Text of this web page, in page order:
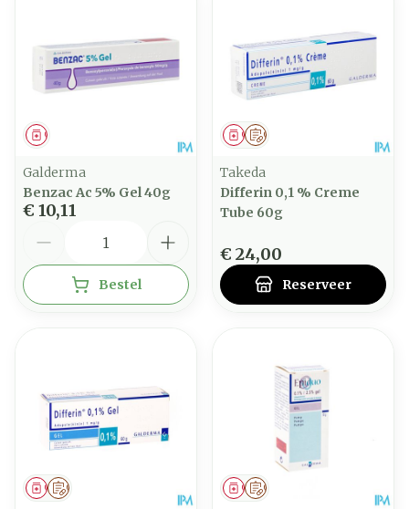
Geneesmiddel
Galderma
Benzac Ac 5% Gel 40g
€ 10,11
Bestel
Op voorschrift
Geneesmiddel
Takeda
Differin 0,1 % Creme
Tube 60g
€ 24,00
Reserveer
Op voorschrift
Geneesmiddel Op voorschrift
Geneesmiddel